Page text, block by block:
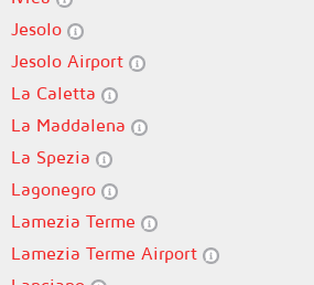
Jesolo
Jesolo Airport
La Caletta
La Maddalena
La Spezia
Lagonegro
Lamezia Terme
Lamezia Terme Airport